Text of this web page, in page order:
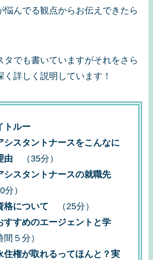
悩んでる観点からお伝えできたら
タでも書いていますがそれをさら
く詳しく説明しています！
トルー
スタントナースをこんなに
由 （35分）
シスタントナースの就職先
分）
について
（25分）
すめのエージェントと学
間５分）
権が取れるってほんと？実